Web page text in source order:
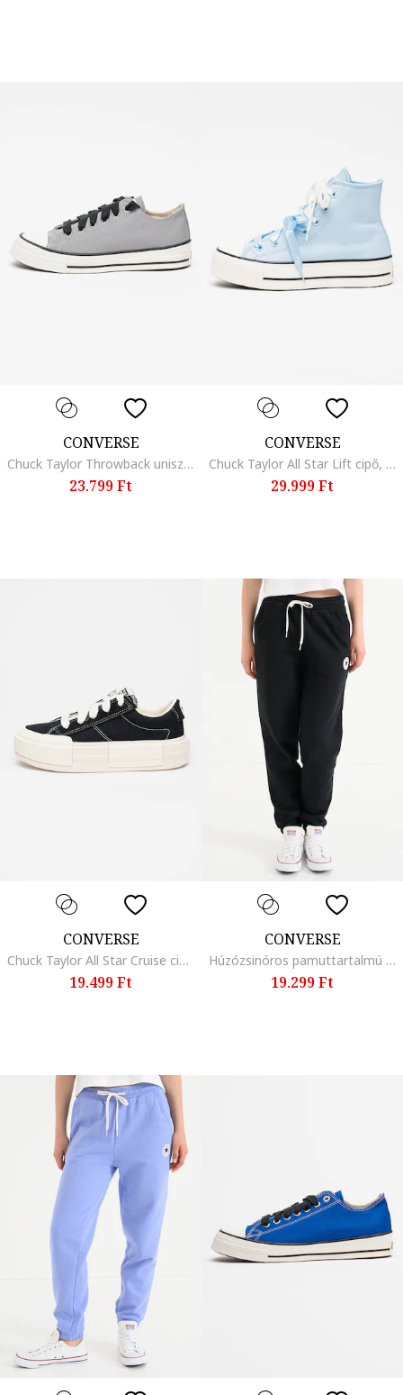
CONVERSE
Chuck Taylor Throwback uniszex vászoncipő, Hamuszürke
23.799 Ft
CONVERSE
Chuck Taylor All Star Lift cipő, Pasztellkék
29.999 Ft
CONVERSE
Chuck Taylor All Star Cruise cipő, Fehér/Fekete
19.499 Ft
CONVERSE
Húzózsinóros pamuttartalmú szabadidőnadrág, Fekete
19.299 Ft